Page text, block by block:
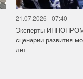
21.07.2026 - 07:40
Эксперты
сценарии развития
лет